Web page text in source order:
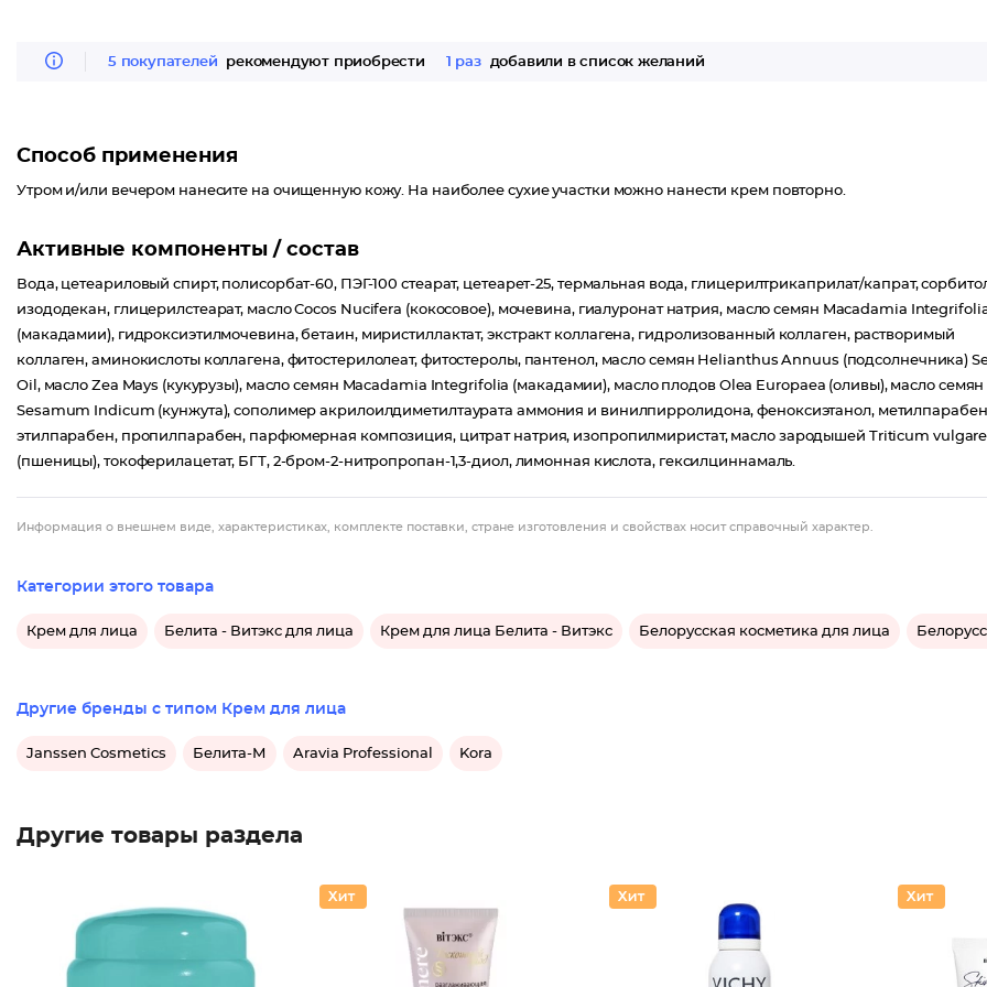
5 покупателей рекомендуют приобрести 1 раз добавили в список желаний
Способ применения
Утром и/или вечером нанесите на очищенную кожу. На наиболее сухие участки можно нанести крем повторно.
Активные компоненты / состав
Вода, цетеариловый спирт, полисорбат-60, ПЭГ-100 стеарат, цетеарет-25, термальная вода, глицерилтрикаприлат/капрат,
изододекан, глицерилстеарат, масло Cocos Nucifera (кокосовое), мочевина, гиалуронат натрия, масло семян Macadamia
(макадамии), гидроксиэтилмочевина, бетаин, миристиллактат, экстракт коллагена, гидролизованный коллаген, растворимый
коллаген, аминокислоты коллагена, фитостерилолеат, фитостеролы, пантенол, масло семян Helianthus Annuus (подсолнечника)
Oil, масло Zea Mays (кукурузы), масло семян Macadamia Integrifolia (макадамии), масло плодов Olea Europaea (оливы), масло семян
Sesamum Indicum (кунжута), сополимер акрилоилдиметилтаурата аммония и винилпирролидона, феноксиэтанол,
этилпарабен, пропилпарабен, парфюмерная композиция, цитрат натрия, изопропилмиристат, масло зародышей Triticum vulgare
(пшеницы), токоферилацетат, БГТ, 2-бром-2-нитропропан-1,3-диол, лимонная кислота, гексилциннамаль.
Информация о внешнем виде, характеристиках, комплекте поставки, стране изготовления и свойствах носит справочный характер.
Категории этого товара
Крем для лица Белита - Витэкс для лица Крем для лица Белита - Витэкс Белорусская косметика для лица
Другие бренды с типом Крем для лица
Janssen Cosmetics Белита-М Aravia Professional Kora
Другие товары раздела